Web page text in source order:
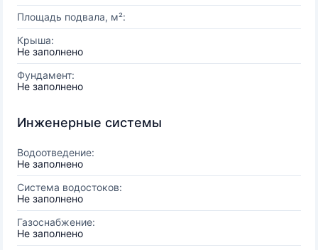
Площадь подвала, м²:
Крыша:
Не заполнено
Фундамент:
Не заполнено
Инженерные системы
Водоотведение:
Не заполнено
Система водостоков:
Не заполнено
Газоснабжение:
Не заполнено